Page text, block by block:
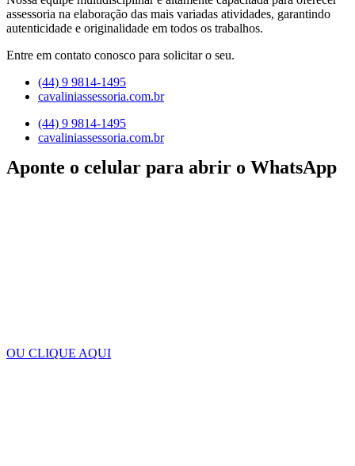
assessoria na elaboração das mais variadas atividades, garantindo
autenticidade e originalidade em todos os trabalhos.
Entre em contato conosco para solicitar o seu.
(44) 9 9814-1495
cavaliniassessoria.com.br
(44) 9 9814-1495
cavaliniassessoria.com.br
Aponte o celular para abrir o WhatsApp
OU CLIQUE AQUI